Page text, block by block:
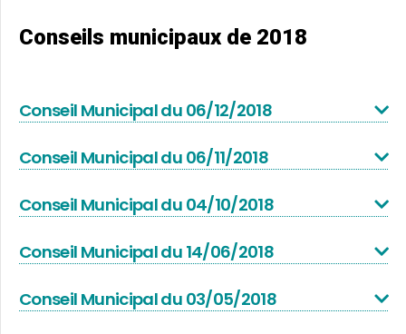
Conseils municipaux de 2018
Conseil Municipal du 06/12/2018
Conseil Municipal du 06/11/2018
Conseil Municipal du 04/10/2018
Conseil Municipal du 14/06/2018
Conseil Municipal du 03/05/2018